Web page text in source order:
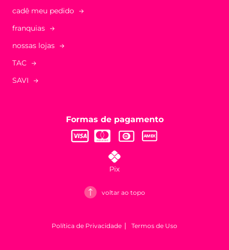
cadê meu pedido
franquias
nossas lojas
TAC
SAVI
Formas de pagamento
voltar ao topo
Política de Privacidade Termos de Uso